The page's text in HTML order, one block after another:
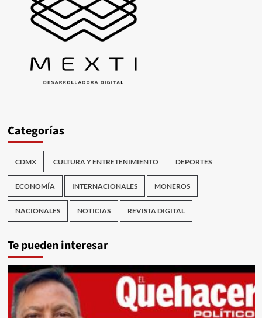
Categorías
CDMX CULTURA Y ENTRETENIMIENTO DEPORTES
ECONOMÍA INTERNACIONALES MONEROS
NACIONALES NOTICIAS REVISTA DIGITAL
Te pueden interesar